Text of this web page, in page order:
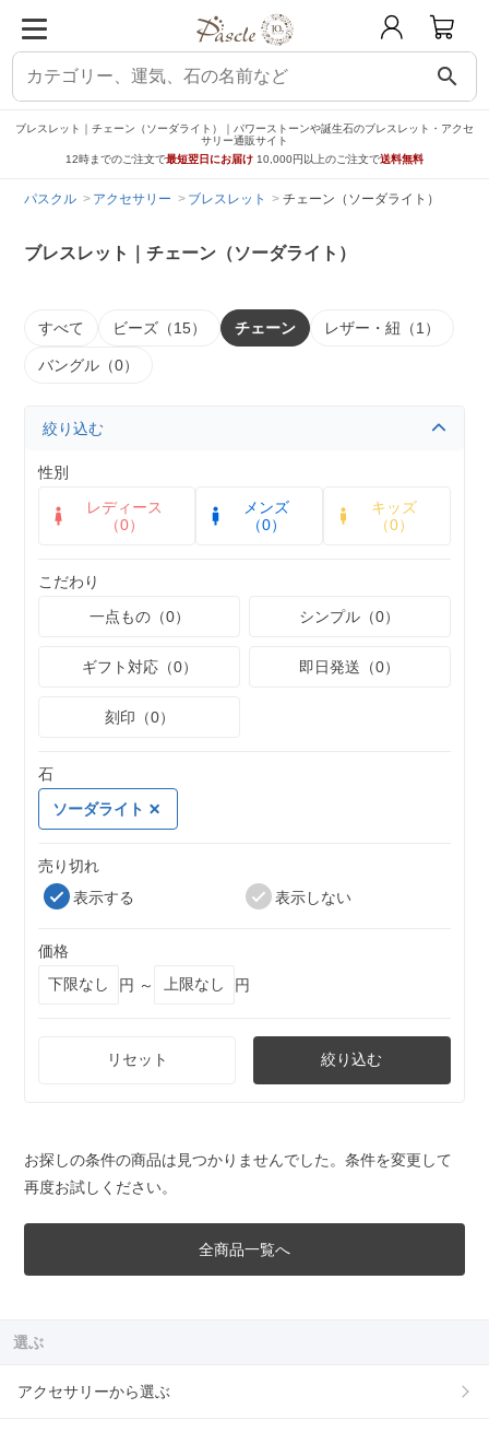
search
ブレスレット｜チェーン（ソーダライト）｜パワーストーンや誕生石のブレスレット・アクセ
サリー通販サイト
12時までのご注文で最短翌日にお届け 10,000円以上のご注文で送料無料
パスクル アクセサリー ブレスレット チェーン（ソーダライト）
ブレスレット｜チェーン（ソーダライト）
すべて ビーズ（15） チェーン レザー・紐（1）
バングル（0）
絞り込む
性別
レディース
（0）
メンズ
（0）
キッズ
（0）
こだわり
一点もの（0）
シンプル（0）
ギフト対応（0） 即日発送（0）
刻印（0）
石
ソーダライト
売り切れ
表示する
表示しない
価格
円 ～
円
リセット 絞り込む
お探しの条件の商品は見つかりませんでした。条件を変更して
再度お試しください。
全商品一覧へ
選ぶ
アクセサリーから選ぶ